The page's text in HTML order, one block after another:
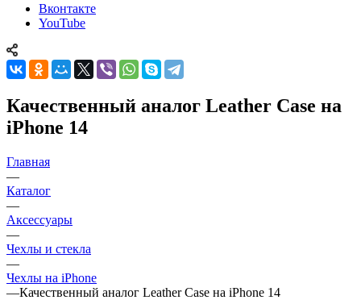
Вконтакте
YouTube
Качественный аналог Leather Case на
iPhone 14
Главная
—
Каталог
—
Аксессуары
—
Чехлы и стекла
—
Чехлы на iPhone
—Качественный аналог Leather Case на iPhone 14